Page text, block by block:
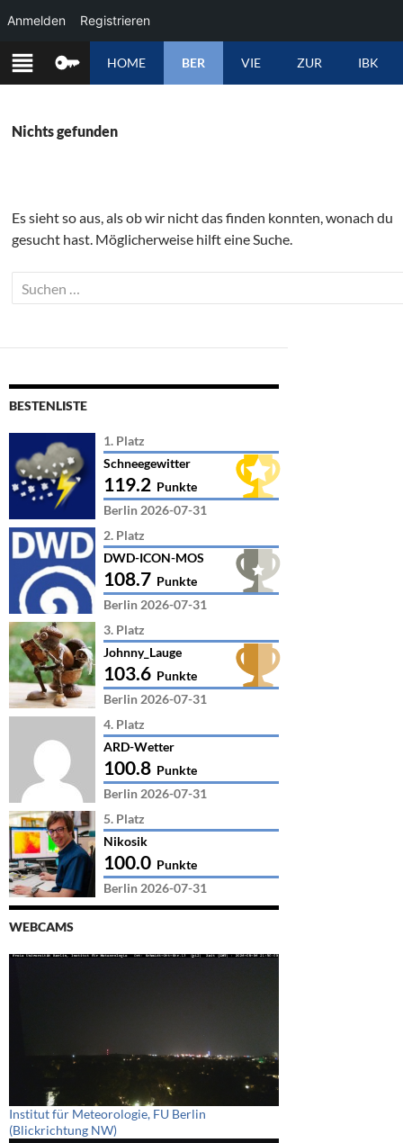
ZUM
INHALT
HOME BER VIE ZUR IBK
Nichts gefunden
Es sieht so aus, als ob wir nicht das finden konnten, wonach du
gesucht hast. Möglicherweise hilft eine Suche.
Suchen
nach:
BESTENLISTE
1. Platz
Schneegewitter
119.2 Punkte
Berlin 2026-07-31
2. Platz
DWD-ICON-MOS
108.7 Punkte
Berlin 2026-07-31
3. Platz
Johnny_Lauge
103.6 Punkte
Berlin 2026-07-31
4. Platz
ARD-Wetter
100.8 Punkte
Berlin 2026-07-31
5. Platz
Nikosik
100.0 Punkte
Berlin 2026-07-31
WEBCAMS
Institut für Meteorologie, FU Berlin
(Blickrichtung NW)
Anmelden Registrieren